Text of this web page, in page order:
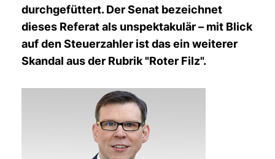
durchgefüttert. Der Senat bezeichnet
dieses Referat als unspektakulär – mit Blick
auf den Steuerzahler ist das ein weiterer
Skandal aus der Rubrik "Roter Filz".